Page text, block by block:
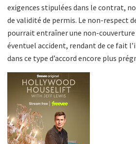
exigences stipulées dans le contrat,
de validité de permis. Le non-respect
pourrait entraîner une non-couverture
éventuel accident, rendant de ce fait
dans ce type d’accord encore plus